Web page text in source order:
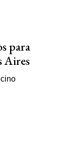
para
Aires